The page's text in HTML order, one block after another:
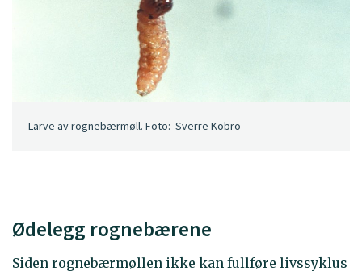
Larve av rognebærmøll. Foto: Sverre Kobro
Ødelegg rognebærene
Siden rognebærmøllen ikke kan fullføre livssyklus